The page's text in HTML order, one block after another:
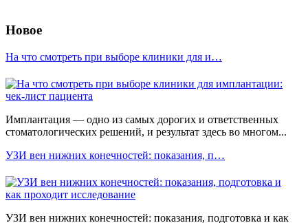
Новое
На что смотреть при выборе клиники для и…
Имплантация — одно из самых дорогих и ответственных
стоматологических решений, и результат здесь во многом...
УЗИ вен нижних конечностей: показания, п…
УЗИ вен нижних конечностей: показания, подготовка и как